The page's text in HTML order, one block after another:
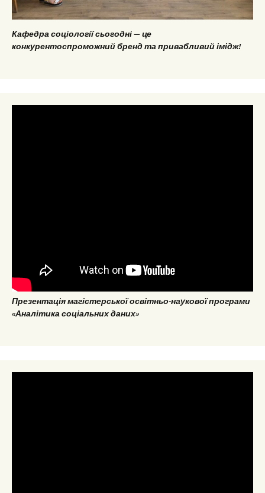
Кафедра соціології сьогодні — це
конкурентоспроможний бренд та привабливий імідж!
Презентація магістерської освітньо-наукової програми
«Аналітика соціальних даних»